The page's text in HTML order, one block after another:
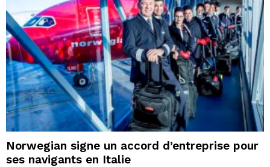
Norwegian signe un accord d’entreprise pour
ses navigants en Italie